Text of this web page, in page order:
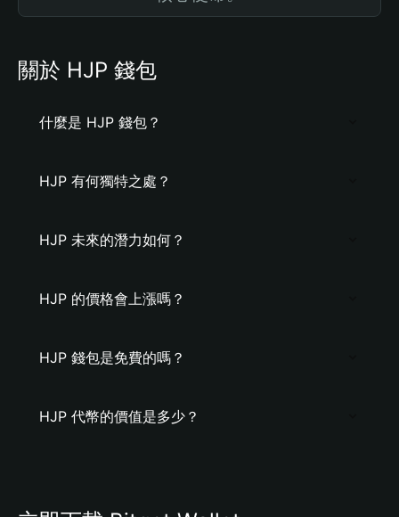
關於 HJP 錢包
什麼是 HJP 錢包？
HJP 有何獨特之處？
HJP 未來的潛力如何？
HJP 的價格會上漲嗎？
HJP 錢包是免費的嗎？
HJP 代幣的價值是多少？